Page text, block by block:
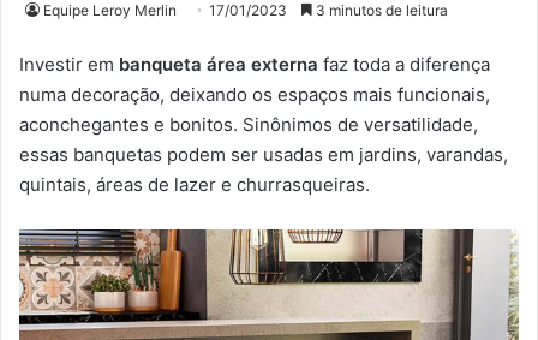
Equipe Leroy Merlin 17/01/2023 3 minutos de leitura
Investir em banqueta área externa faz toda a diferença
numa decoração, deixando os espaços mais funcionais,
aconchegantes e bonitos. Sinônimos de versatilidade,
essas banquetas podem ser usadas em jardins, varandas,
quintais, áreas de lazer e churrasqueiras.